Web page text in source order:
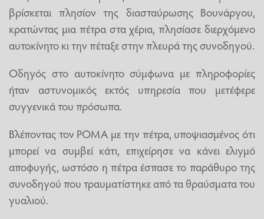
βρίσκεται πλησίον της διασταύρωσης Βουνάργου,
κρατώντας μια πέτρα στα χέρια, πλησίασε διερχόμενο
αυτοκίνητο κι την πέταξε στην πλευρά της συνοδηγού.
Οδηγός στο αυτοκίνητο σύμφωνα με πληροφορίες
ήταν αστυνομικός εκτός υπηρεσία που μετέφερε
συγγενικά του πρόσωπα.
Βλέποντας τον ΡΟΜΑ με την πέτρα, υποψιασμένος ότι
μπορεί να συμβεί κάτι, επιχείρησε να κάνει ελιγμό
αποφυγής, ωστόσο η πέτρα έσπασε το παράθυρο της
συνοδηγού που τραυματίστηκε από τα θραύσματα του
γυαλιού.